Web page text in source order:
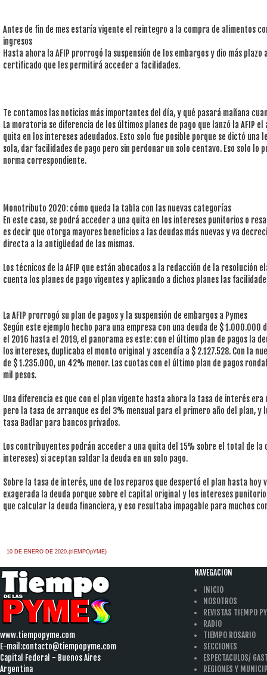
Antes de fin de mes estaría vigente el reintegro a la compra de alimentos
ingresos
Hasta ahora la AFIP prorrogó la suspensión de los embargos y dio más
certificado que les permitirá acceder a facilidades.
Te contamos las noticias más importantes del día, y qué pasará mañana
La moratoria se diferencia de los últimos planes de pago que lanzó la AFIP
quita en los intereses adeudados. Esto solo fue posible porque se dictó una
sola, dar facilidades de pago pero sin perdonar un solo centavo. Eso solo lo
norma correspondiente.
Monotributo 2020: cómo queda la tabla con las nuevas categorías
En este caso, se podrá acceder a una quita en los intereses punitorios o
es decir que otorga mayores beneficios a las deudas más nuevas y va
directa a la antigüedad de las mismas.
Los técnicos de la AFIP que están abocados a la redacción de la resolución
cuenta los planes de pago vigentes y aplicando a dichos planes las
La AFIP prorrogó su plan de pagos y la suspensión de embargos a Pymes
Según este ejemplo hecho para una empresa con una deuda de $
el 2016 hasta el 2019, el panorama es este: con el último plan de pagos la
los intereses, duplicaba el monto original y ascendía a $ 2.127.528. Con la
de $ 1.235.000, un 42% menor. Las cuotas con el último plan de pagos
mil pesos.
Una diferencia es que con el plan vigente hasta ahora la tasa de interés era
pero la tasa de arranque es del 3% mensual para el primero año del plan, y
tasa Badlar para bancos privados.
Los contribuyentes podrán acceder a una quita del 15% sobre el total de la
intereses) si aceptan saldar la deuda en un solo pago.
Sobre la tasa de interés, uno de los reparos que despertó el plan hasta hoy
exagerada la deuda porque sobre el capital original y los intereses
que calcular la deuda financiera, y eso resultaba impagable para muchos
10 DE ENERO DE 2020.(tIEMPOpYME)
www.tiempopyme.com
E-mail:contacto@tiempopyme.com
Capital Federal - Buenos Aires
Argentina
NAVEGACION
INICIO
NOSOTROS
REVISTAS TIEMPO
RADIO
TIEMPO ROSARIO
SECCIONES
ESPECTACULOS/
REGIONES Y